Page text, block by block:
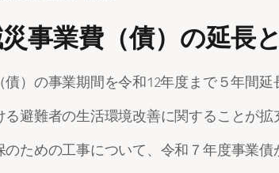
事業費（債）の延長
）の事業期間を令和12年度まで５年間延
避難者の生活環境改善に関することが拡
ための工事について、令和７年度事業